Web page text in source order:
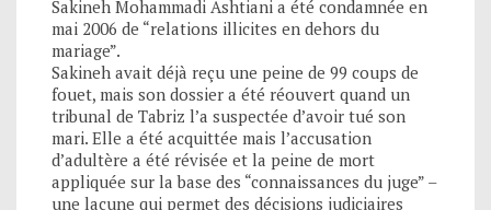
Sakineh Mohammadi Ashtiani a été condamnée en
mai 2006 de “relations illicites en dehors du
mariage”.
Sakineh avait déjà reçu une peine de 99 coups de
fouet, mais son dossier a été réouvert quand un
tribunal de Tabriz l’a suspectée d’avoir tué son
mari. Elle a été acquittée mais l’accusation
d’adultère a été révisée et la peine de mort
appliquée sur la base des “connaissances du juge” –
une lacune qui permet des décisions judiciaires